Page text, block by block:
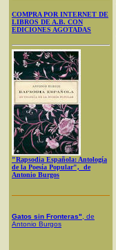
COMPRA POR INTERNET DE
LIBROS DE A.B. CON
EDICIONES AGOTADAS
"Rapsodia Española: Antología
de la Poesía Popular", de
Antonio Burgos
Gatos sin Fronteras" , de
Antonio Burgos